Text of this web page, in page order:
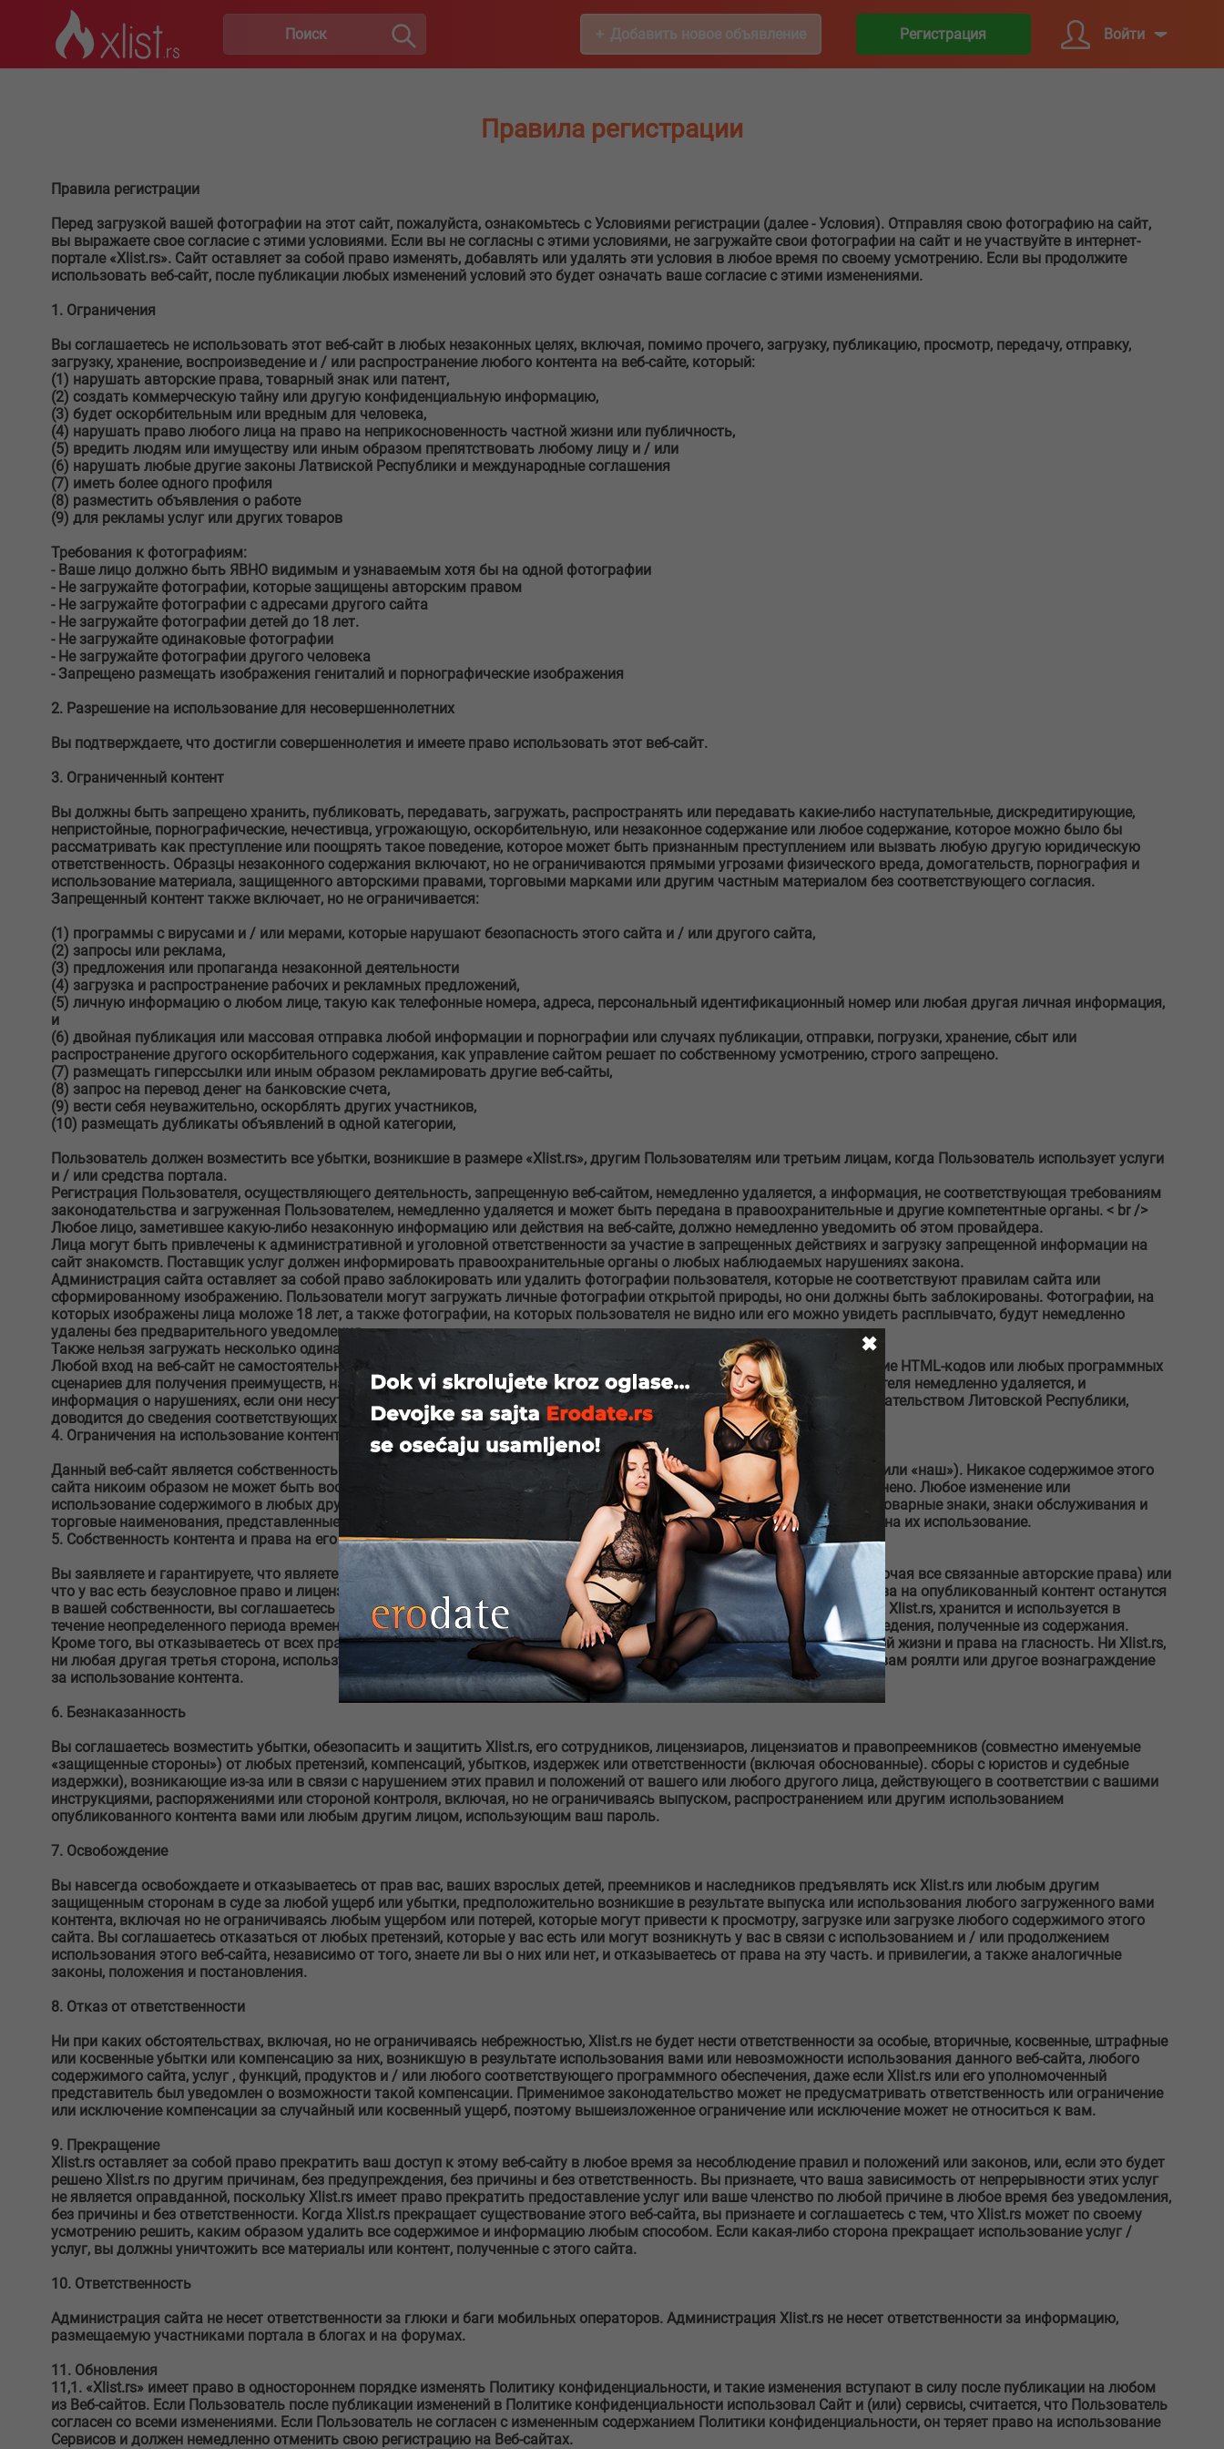
Добавить новое объявление Регистрация Войти
Правила регистрации
Правила регистрации
Перед загрузкой вашей фотографии на этот сайт, пожалуйста, ознакомьтесь с Условиями регистрации (далее - Условия). Отправляя свою фотографию на сайт,
вы выражаете свое согласие с этими условиями. Если вы не согласны с этими условиями, не загружайте свои фотографии на сайт и не участвуйте в интернет-
портале «Xlist.rs». Сайт оставляет за собой право изменять, добавлять или удалять эти условия в любое время по своему усмотрению. Если вы продолжите
использовать веб-сайт, после публикации любых изменений условий это будет означать ваше согласие с этими изменениями.
1. Ограничения
Вы соглашаетесь не использовать этот веб-сайт в любых незаконных целях, включая, помимо прочего, загрузку, публикацию, просмотр, передачу, отправку,
загрузку, хранение, воспроизведение и / или распространение любого контента на веб-сайте, который:
(1) нарушать авторские права, товарный знак или патент,
(2) создать коммерческую тайну или другую конфиденциальную информацию,
(3) будет оскорбительным или вредным для человека,
(4) нарушать право любого лица на право на неприкосновенность частной жизни или публичность,
(5) вредить людям или имуществу или иным образом препятствовать любому лицу и / или
(6) нарушать любые другие законы Латвиской Республики и международные соглашения
(7) иметь более одного профиля
(8) разместить объявления о работе
(9) для рекламы услуг или других товаров
Требования к фотографиям:
- Ваше лицо должно быть ЯВНО видимым и узнаваемым хотя бы на одной фотографии
- Не загружайте фотографии, которые защищены авторским правом
- Не загружайте фотографии с адресами другого сайта
- Не загружайте фотографии детей до 18 лет.
- Не загружайте одинаковые фотографии
- Не загружайте фотографии другого человека
- Запрещено размещать изображения гениталий и порнографические изображения
2. Разрешение на использование для несовершеннолетних
Вы подтверждаете, что достигли совершеннолетия и имеете право использовать этот веб-сайт.
3. Ограниченный контент
Вы должны быть запрещено хранить, публиковать, передавать, загружать, распространять или передавать какие-либо наступательные, дискредитирующие,
непристойные, порнографические, нечестивца, угрожающую, оскорбительную, или незаконное содержание или любое содержание, которое можно было бы
рассматривать как преступление или поощрять такое поведение, которое может быть признанным преступлением или вызвать любую другую юридическую
ответственность. Образцы незаконного содержания включают, но не ограничиваются прямыми угрозами физического вреда, домогательств, порнография и
использование материала, защищенного авторскими правами, торговыми марками или другим частным материалом без соответствующего согласия.
Запрещенный контент также включает, но не ограничивается:
(1) программы с вирусами и / или мерами, которые нарушают безопасность этого сайта и / или другого сайта,
(2) запросы или реклама,
(3) предложения или пропаганда незаконной деятельности
(4) загрузка и распространение рабочих и рекламных предложений,
(5) личную информацию о любом лице, такую ​​как телефонные номера, адреса, персональный идентификационный номер или любая другая личная информация,
и
(6) двойная публикация или массовая отправка любой информации и порнографии или случаях публикации, отправки, погрузки, хранение, сбыт или
распространение другого оскорбительного содержания, как управление сайтом решает по собственному усмотрению, строго запрещено.
(7) размещать гиперссылки или иным образом рекламировать другие веб-сайты,
(8) запрос на перевод денег на банковские счета,
(9) вести себя неуважительно, оскорблять других участников,
(10) размещать дубликаты объявлений в одной категории,
Пользователь должен возместить все убытки, возникшие в размере «Xlist.rs», другим Пользователям или третьим лицам, когда Пользователь использует услуги
и / или средства портала.
Регистрация Пользователя, осуществляющего деятельность, запрещенную веб-сайтом, немедленно удаляется, а информация, не соответствующая требованиям
законодательства и загруженная Пользователем, немедленно удаляется и может быть передана в правоохранительные и другие компетентные органы. < br />
Любое лицо, заметившее какую-либо незаконную информацию или действия на веб-сайте, должно немедленно уведомить об этом провайдера.
Лица могут быть привлечены к административной и уголовной ответственности за участие в запрещенных действиях и загрузку запрещенной информации на
сайт знакомств. Поставщик услуг должен информировать правоохранительные органы о любых наблюдаемых нарушениях закона.
Администрация сайта оставляет за собой право заблокировать или удалить фотографии пользователя, которые не соответствуют правилам сайта или
сформированному изображению. Пользователи могут загружать личные фотографии открытой природы, но они должны быть заблокированы. Фотографии, на
которых изображены лица моложе 18 лет, а также фотографии, на которых пользователя не видно или его можно увидеть расплывчато, будут немедленно
удалены без предварительного уведомления.
Также нельзя загружать несколько одинаковых картинок.
Любой вход на веб-сайт не самостоятельно и с использованием кодов программного обеспечения, а также использование HTML-кодов или любых программных
сценариев для получения преимуществ, нанесения вреда веб-сайту или его участникам запрещены, а профиль пользователя немедленно удаляется, и
информация о нарушениях, если они несут административную или уголовную ответственность в соответствии с законодательством Литовской Республики,
доводится до сведения соответствующих правоохранительных органов.
4. Ограничения на использование контента
Данный веб-сайт является собственностью и управляется Xlist.rs (в данном документе именуемые «Xlist.rs», «мы», «нас» или «наш»). Никакое содержимое этого
сайта никоим образом не может быть воспроизведено, переиздано, загружено, опубликовано, передано или распространено. Любое изменение или
использование содержимого в любых других целях является нарушением авторских и других частных прав Xlist.rs. Все товарные знаки, знаки обслуживания и
торговые наименования, представленные на этом сайте, являются собственностью Xlist.rs или Xlist.rs имеет разрешение на их использование.
5. Собственность контента и права на его использование
Вы заявляете и гарантируете, что являетесь единственным владельцем всех прав на ваш опубликованный контент (включая все связанные авторские права) или
что у вас есть безусловное право и лицензия на этот контент, как предусмотрено в этом параграфе. Хотя авторские права на опубликованный контент останутся
в вашей собственности, вы соглашаетесь с тем, что весь опубликованный вами контент становится частью базы данных Xlist.rs, хранится и используется в
течение неопределенного периода времени и что Xlist.rs является владельцем База данных и авторское право на произведения, полученные из содержания.
Кроме того, вы отказываетесь от всех прав на контент, включая моральные права, права на неприкосновенность частной жизни и права на гласность. Ни Xlist.rs,
ни любая другая третья сторона, использующая контент в соответствии с настоящим параграфом, не обязаны платить вам роялти или другое вознаграждение
за использование контента.
6. Безнаказанность
Вы соглашаетесь возместить убытки, обезопасить и защитить Xlist.rs, его сотрудников, лицензиаров, лицензиатов и правопреемников (совместно именуемые
«защищенные стороны») от любых претензий, компенсаций, убытков, издержек или ответственности (включая обоснованные). сборы с юристов и судебные
издержки), возникающие из-за или в связи с нарушением этих правил и положений от вашего или любого другого лица, действующего в соответствии с вашими
инструкциями, распоряжениями или стороной контроля, включая, но не ограничиваясь выпуском, распространением или другим использованием
опубликованного контента вами или любым другим лицом, использующим ваш пароль.
7. Освобождение
Вы навсегда освобождаете и отказываетесь от прав вас, ваших взрослых детей, преемников и наследников предъявлять иск Xlist.rs или любым другим
защищенным сторонам в суде за любой ущерб или убытки, предположительно возникшие в результате выпуска или использования любого загруженного вами
контента, включая но не ограничиваясь любым ущербом или потерей, которые могут привести к просмотру, загрузке или загрузке любого содержимого этого
сайта. Вы соглашаетесь отказаться от любых претензий, которые у вас есть или могут возникнуть у вас в связи с использованием и / или продолжением
использования этого веб-сайта, независимо от того, знаете ли вы о них или нет, и отказываетесь от права на эту часть. и привилегии, а также аналогичные
законы, положения и постановления.
8. Отказ от ответственности
Ни при каких обстоятельствах, включая, но не ограничиваясь небрежностью, Xlist.rs не будет нести ответственности за особые, вторичные, косвенные, штрафные
или косвенные убытки или компенсацию за них, возникшую в результате использования вами или невозможности использования данного веб-сайта, любого
содержимого сайта, услуг , функций, продуктов и / или любого соответствующего программного обеспечения, даже если Xlist.rs или его уполномоченный
представитель был уведомлен о возможности такой компенсации. Применимое законодательство может не предусматривать ответственность или ограничение
или исключение компенсации за случайный или косвенный ущерб, поэтому вышеизложенное ограничение или исключение может не относиться к вам.
9. Прекращение
Xlist.rs оставляет за собой право прекратить ваш доступ к этому веб-сайту в любое время за несоблюдение правил и положений или законов, или, если это будет
решено Xlist.rs по другим причинам, без предупреждения, без причины и без ответственность. Вы признаете, что ваша зависимость от непрерывности этих услуг
не является оправданной, поскольку Xlist.rs имеет право прекратить предоставление услуг или ваше членство по любой причине в любое время без уведомления,
без причины и без ответственности. Когда Xlist.rs прекращает существование этого веб-сайта, вы признаете и соглашаетесь с тем, что Xlist.rs может по своему
усмотрению решить, каким образом удалить все содержимое и информацию любым способом. Если какая-либо сторона прекращает использование услуг /
услуг, вы должны уничтожить все материалы или контент, полученные с этого сайта.
10. Ответственность
Администрация сайта не несет ответственности за глюки и баги мобильных операторов. Администрация Xlist.rs не несет ответственности за информацию,
размещаемую участниками портала в блогах и на форумах.
11. Обновления
11,1. «Xlist.rs» имеет право в одностороннем порядке изменять Политику конфиденциальности, и такие изменения вступают в силу после публикации на любом
из Веб-сайтов. Если Пользователь после публикации изменений в Политике конфиденциальности использовал Сайт и (или) сервисы, считается, что Пользователь
согласен со всеми изменениями. Если Пользователь не согласен с измененным содержанием Политики конфиденциальности, он теряет право на использование
Сервисов и должен немедленно отменить свою регистрацию на Веб-сайтах.
✖